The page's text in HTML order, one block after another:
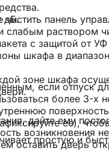
дБ.
с защитой от УФ
шкафа в
зоне шкафа
простую и
панель
раствором
если отпуск
более 3-
ее),
дайте ему
возникновения
оставить дверь